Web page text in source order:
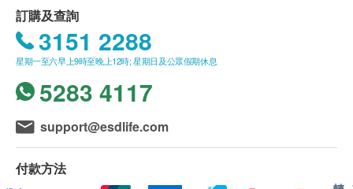
成人
即可享本地免費送貨服務。賬單總額未滿HK150需
附加HK$60運費。<
顧客可安排貨件於就近順豐網點
我們將於確定訂單後2-4個工作天內安排發貨。
爲减少居家接觸，由8月2日起，慈雲山住宅維持暫
停上門收派服務，其他地區住宅時效或受影響，直
至另行通告。
送貨服務僅限於香港地區 (不包括離島、邊境禁
訂購及查詢
3151 2288
星期一至六早上9時至晚上12時; 星期日及公眾假期休息
5283 4117
support@esdlife.com
付款方法